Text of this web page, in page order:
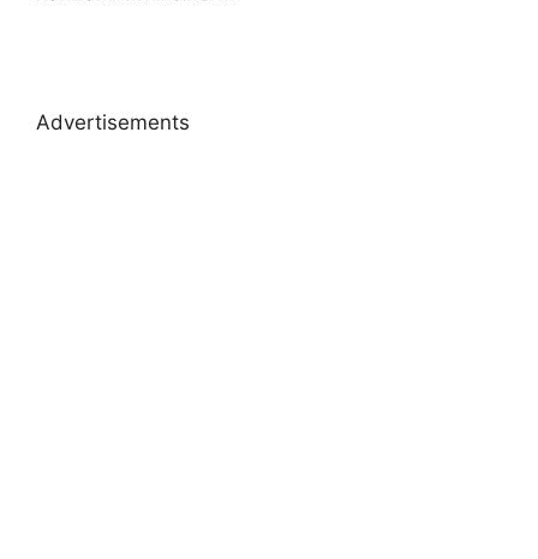
Advertisements